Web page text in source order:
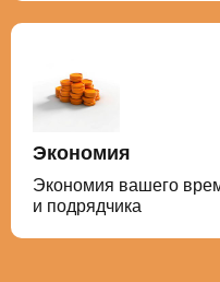
Экономия
Экономия вашего
и подрядчика